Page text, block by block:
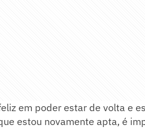
em poder estar de volta e
estou novamente apta, é